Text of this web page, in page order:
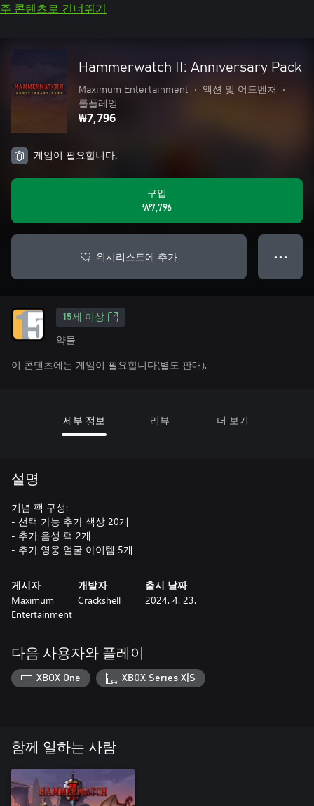
주 콘텐츠로 건너뛰기
Hammerwatch II: Anniversary Pack
Maximum Entertainment • 액션 및 어드벤처
•
롤플레잉
₩7,796
게임이 필요합니다.
구입
₩7,796
위시리스트에 추가 ● ● ●
15세 이상
약물
이 콘텐츠에는 게임이 필요합니다(별도 판매).
세부 정보 리뷰 더 보기
설명
기념 팩 구성:
- 선택 가능 추가 색상 20개
- 추가 음성 팩 2개
- 추가 영웅 얼굴 아이템 5개
게시자
Maximum
Entertainment
개발자
Crackshell
출시 날짜
2024. 4. 23.
다음 사용자와 플레이
XBOX One XBOX Series X|S
함께 일하는 사람